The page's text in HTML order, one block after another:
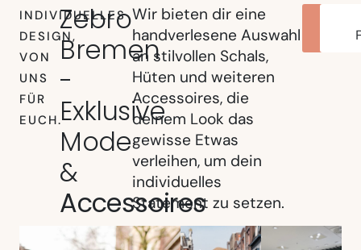
INDIVIDUELLES
DESIGN,
VON
UNS
FÜR
EUCH.
Zebro
Bremen
-
Exklusive
Mode
&
Accessoires
Wir bieten dir eine
handverlesene Auswahl
an stilvollen Schals,
Hüten und weiteren
Accessoires, die
deinem Look das
gewisse Etwas
verleihen, um dein
individuelles
Statement zu setzen.